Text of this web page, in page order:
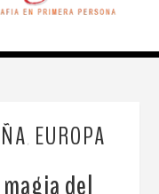
EUROPA
del